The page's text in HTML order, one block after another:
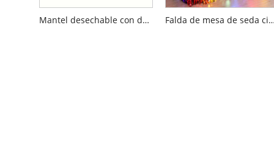
Mantel desechable con decoraciones para fiestas de fútbol Falda de mesa de